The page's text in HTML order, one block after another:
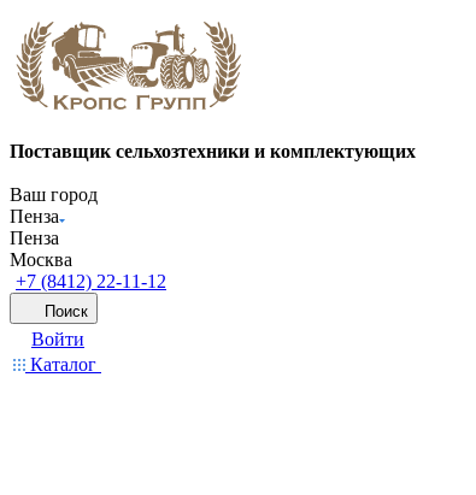
Поставщик сельхозтехники и комплектующих
Ваш город
Пенза
Пенза
Москва
+7 (8412) 22-11-12
Поиск
Войти
Каталог